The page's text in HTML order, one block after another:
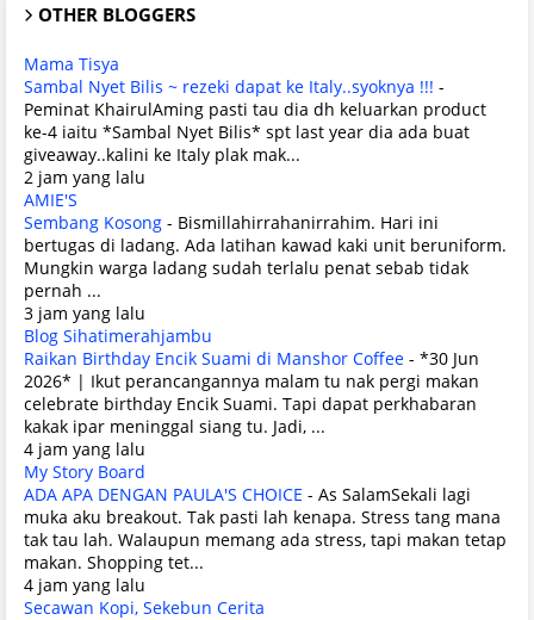
OTHER BLOGGERS
Mama Tisya
Sambal Nyet Bilis ~ rezeki dapat ke Italy..syoknya !!! -
Peminat KhairulAming pasti tau dia dh keluarkan product
ke-4 iaitu *Sambal Nyet Bilis* spt last year dia ada buat
giveaway..kalini ke Italy plak mak...
2 jam yang lalu
AMIE'S
Sembang Kosong - Bismillahirrahanirrahim. Hari ini
bertugas di ladang. Ada latihan kawad kaki unit beruniform.
Mungkin warga ladang sudah terlalu penat sebab tidak
pernah ...
3 jam yang lalu
Blog Sihatimerahjambu
Raikan Birthday Encik Suami di Manshor Coffee - *30 Jun
2026* | Ikut perancangannya malam tu nak pergi makan
celebrate birthday Encik Suami. Tapi dapat perkhabaran
kakak ipar meninggal siang tu. Jadi, ...
4 jam yang lalu
My Story Board
ADA APA DENGAN PAULA'S CHOICE - As SalamSekali lagi
muka aku breakout. Tak pasti lah kenapa. Stress tang mana
tak tau lah. Walaupun memang ada stress, tapi makan tetap
makan. Shopping tet...
4 jam yang lalu
Secawan Kopi, Sekebun Cerita